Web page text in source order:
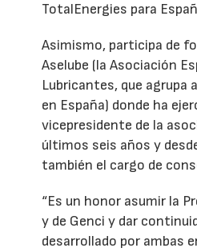
TotalEnergies para
Asimismo, participa de
Aselube (la Asociación
Lubricantes, que agrupa
en España) donde ha
vicepresidente de la
últimos seis años y
también el cargo de
“Es un honor asumir la
y de Genci y dar
desarrollado por ambas